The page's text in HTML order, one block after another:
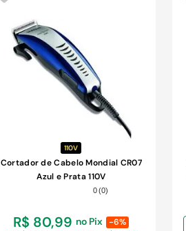
COMPRAR
110V
Cortador de Cabelo Mondial CR07
Azul e Prata 110V
0(0)
R$ 80,99 no Pix
-6%